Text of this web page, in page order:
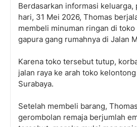
Berdasarkan informasi keluarga,
hari, 31 Mei 2026, Thomas
membeli minuman ringan di
gapura gang rumahnya di Jalan
Karena toko tersebut tutup,
jalan raya ke arah toko kelontong
Surabaya.
Setelah membeli barang,
gerombolan remaja berjumlah